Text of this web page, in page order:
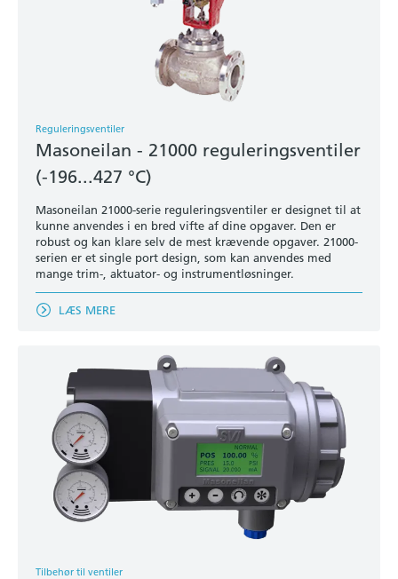
Reguleringsventiler
Masoneilan - 21000 reguleringsventiler
(-196...427 °C)
Masoneilan 21000-serie reguleringsventiler er designet til at
kunne anvendes i en bred vifte af dine opgaver. Den er
robust og kan klare selv de mest krævende opgaver. 21000-
serien er et single port design, som kan anvendes med
mange trim-, aktuator- og instrumentløsninger.
LÆS MERE
Tilbehør til ventiler